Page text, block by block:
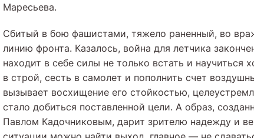
Маресьева.
Сбитый в бою фашистами, тяжело раненный, во
линию фронта. Казалось, война для летчика
находит в себе силы не только встать и научиться
в строй, сесть в самолет и пополнить счет
вызывает восхищение его стойкостью,
стало добиться поставленной цели. А образ,
Павлом Кадочниковым, дарит зрителю надежду и